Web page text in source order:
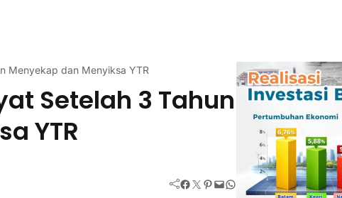
Menyekap dan Menyiksa YTR
Setelah 3 Tahun
YTR
Facebook Twitter Pinterest Mail WhatsApp